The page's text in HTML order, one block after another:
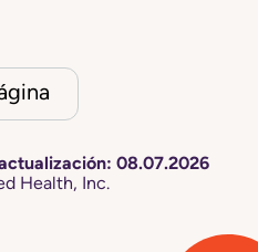
08.07.2026
Health, Inc.